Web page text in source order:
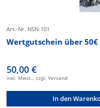
Art.-Nr. NSN-101
Wertgutschein über 50€
50,00 €
inkl. Mwst., zzgl. Versand
In den